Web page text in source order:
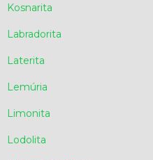
Kosnarita
Labradorita
Laterita
Lemúria
Limonita
Lodolita